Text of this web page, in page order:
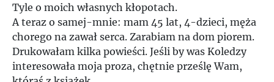
Tyle o moich własnych kłopotach.
A teraz o samej-mnie: mam 45 lat, 4-dzieci, męża
chorego na zawał serca. Zarabiam na dom piorem.
Drukowałam kilka powieści. Jeśli by was Koledzy
interesowała moja proza, chętnie prześlę Wam,